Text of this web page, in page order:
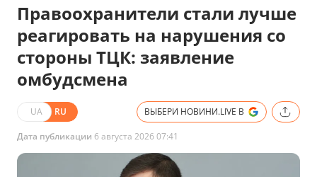
Правоохранители стали лучше
реагировать на нарушения со
стороны ТЦК: заявление
омбудсмена
UA RU ВЫБЕРИ НОВИНИ.LIVE В
Дата публикации 6 августа 2026 07:41